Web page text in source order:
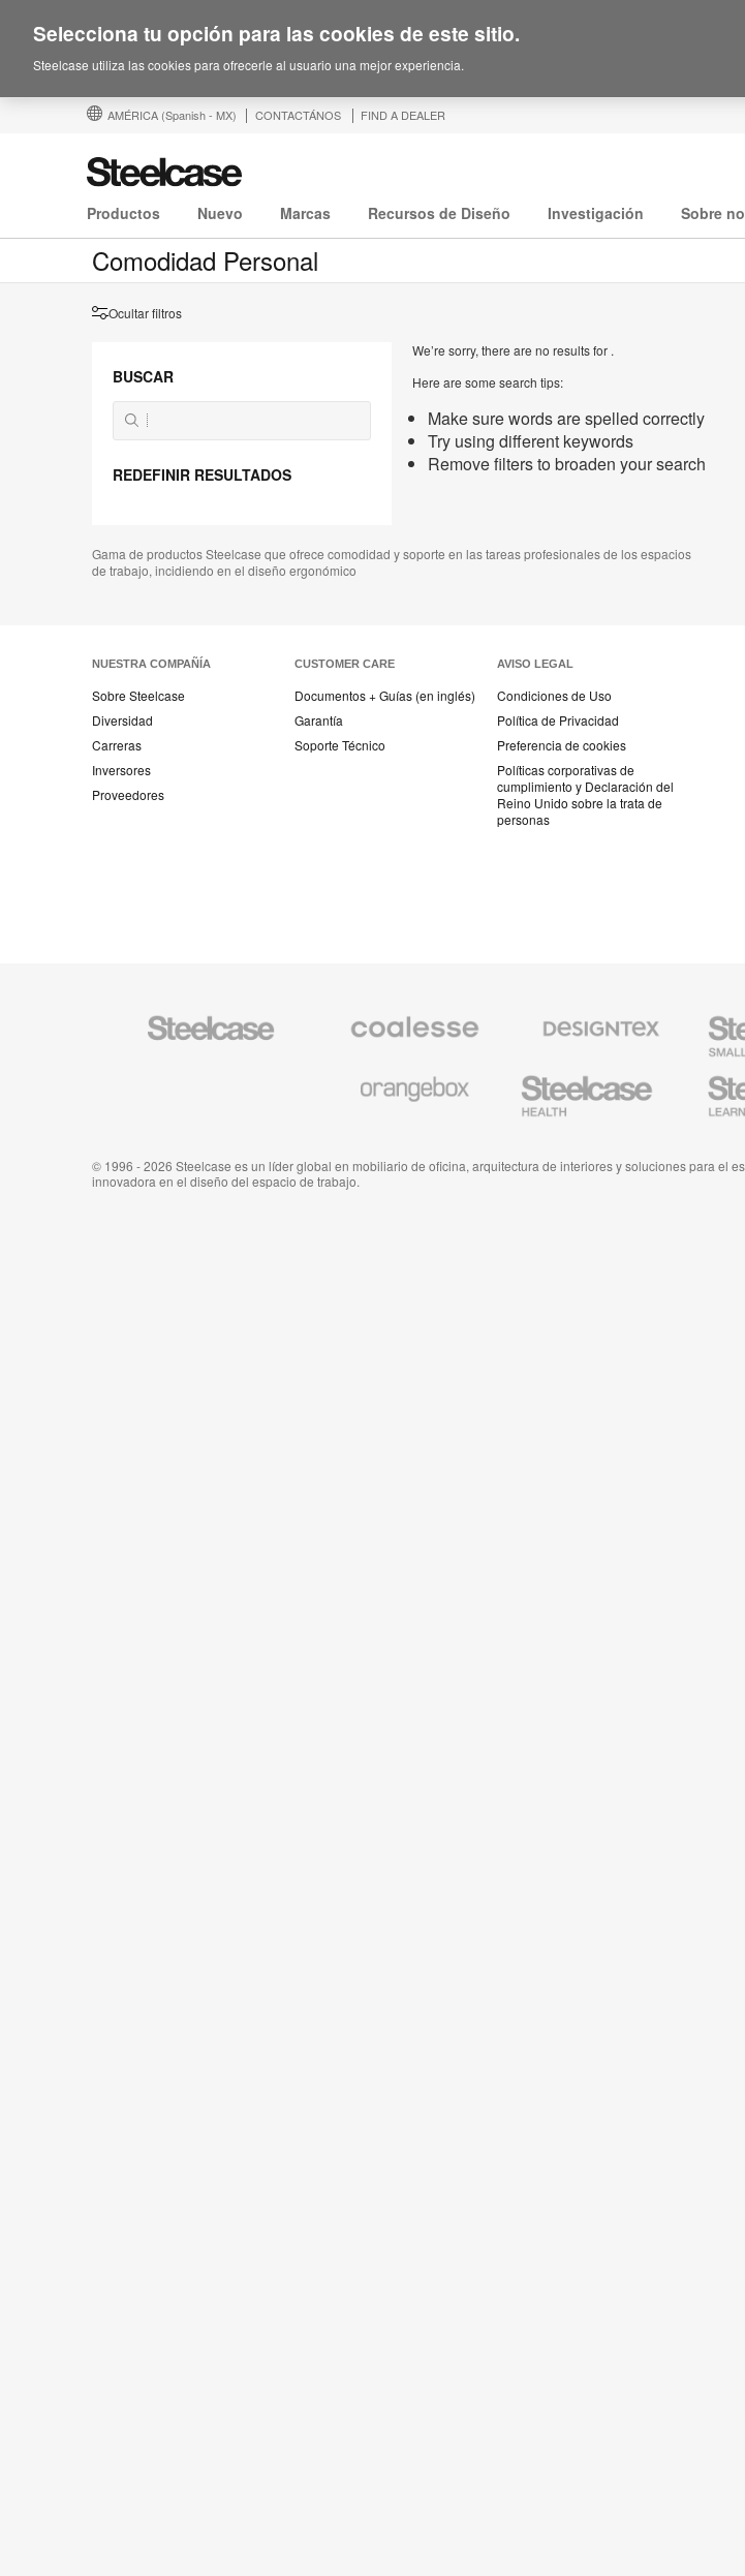
AMÉRICA (Spanish - MX) CONTACTÁNOS FIND A DEALER
Productos Nuevo Marcas Recursos de Diseño Investigación Sobre
Comodidad Personal
Ocultar filtros
BUSCAR
REDEFINIR RESULTADOS
We’re sorry, there are no results for .
Here are some search tips:
Make sure words are spelled correctly
Try using different keywords
Remove filters to broaden your search
Gama de productos Steelcase que ofrece comodidad y soporte en las tareas profesionales de los espacios
de trabajo, incidiendo en el diseño ergonómico
NUESTRA COMPAÑÍA
Sobre Steelcase
Diversidad
Carreras
Inversores
Proveedores
CUSTOMER CARE
Documentos + Guías (en inglés)
Garantía
Soporte Técnico
AVISO LEGAL
Condiciones de Uso
Política de Privacidad
Preferencia de cookies
Políticas corporativas de
cumplimiento y Declaración del
Reino Unido sobre la trata de
personas
Mobiliario
Steelcase
Premium
Steelcase
Small
Business
Mobiliario
para
Industria
Mobiliario
para
© 1996 - 2026 Steelcase es un líder global en mobiliario de oficina, arquitectura de interiores y soluciones para el
innovadora en el diseño del espacio de trabajo.
Selecciona tu opción para las cookies de este sitio.
Steelcase utiliza las cookies para ofrecerle al usuario una mejor experiencia.